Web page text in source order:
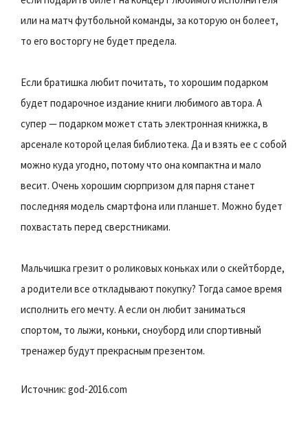
или на матч футбольной команды, за которую он болеет,
то его восторгу не будет предела.
Если братишка любит почитать, то хорошим подарком
будет подарочное издание книги любимого автора. А
супер — подарком может стать электронная книжка, в
арсенале которой целая библиотека. Да и взять ее с собой
можно куда угодно, потому что она компактна и мало
весит. Очень хорошим сюрпризом для парня станет
последняя модель смартфона или планшет. Можно будет
похвастать перед сверстниками.
Мальчишка грезит о роликовых коньках или о скейтборде,
а родители все откладывают покупку? Тогда самое время
исполнить его мечту. А если он любит заниматься
спортом, то лыжи, коньки, сноуборд или спортивный
тренажер будут прекрасным презентом.
Источник: god-2016.com